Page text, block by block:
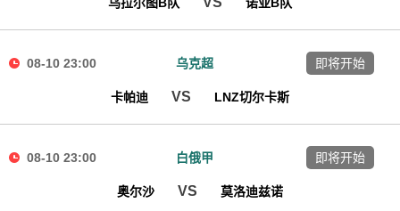
08-10 23:00 乌克超
卡帕迪 VS LNZ切尔卡斯
即将开始
08-10 23:00 白俄甲
奥尔沙 VS 莫洛迪兹诺
即将开始